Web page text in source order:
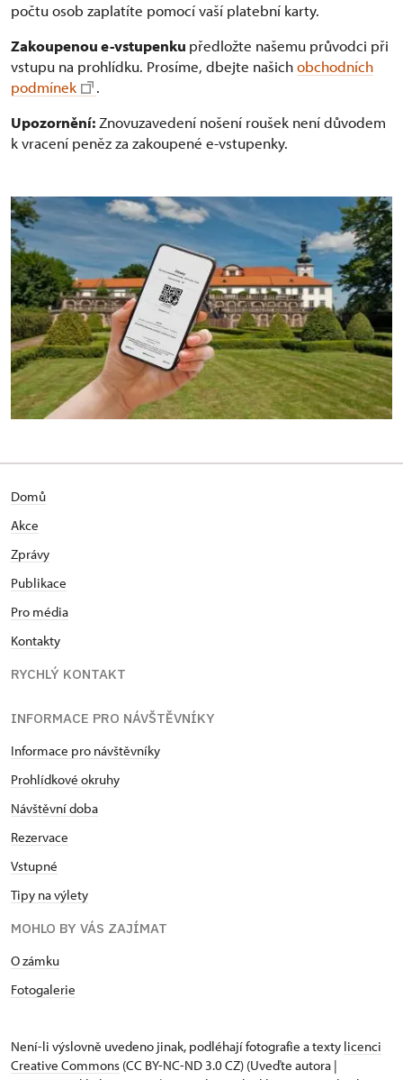
počtu osob zaplatíte pomocí vaší platební karty.
Zakoupenou e-vstupenku předložte našemu průvodci při
vstupu na prohlídku. Prosíme, dbejte našichobchodních
podmínek
.
Upozornění: Znovuzavedení nošení roušek není důvodem
k vracení peněz za zakoupené e-vstupenky.
Domů
Akce
Zprávy
Publikace
Pro média
Kontakty
RYCHLÝ KONTAKT
INFORMACE PRO NÁVŠTĚVNÍKY
Informace pro návštěvníky
Prohlídkové okruhy
Návštěvní doba
Rezervace
Vstupné
Tipy na výlety
MOHLO BY VÁS ZAJÍMAT
O zámku
Fotogalerie
Není-li výslovně uvedeno jinak, podléhají fotografie a texty licenci
Creative Commons (CC BY-NC-ND 3.0 CZ) (Uveďte autora |